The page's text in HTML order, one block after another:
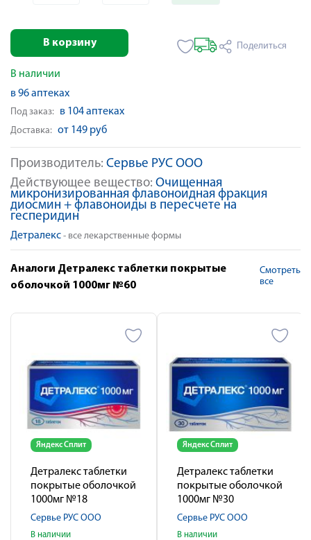
Производитель: Сервье РУС ООО
Действующее вещество: Очищенная
микронизированная флавоноидная фракция
диосмин + флавоноиды в пересчете на
гесперидин
Детралекс - все лекарственные формы
В корзину Поделиться
В наличии
в 96 аптеках
Под заказ: в 104 аптеках
Доставка: от 149 руб
Аналоги Детралекс таблетки покрытые
оболочкой 1000мг №60
Смотреть
все
Яндекс Сплит
Детралекс таблетки
покрытые оболочкой
1000мг №18
Сервье РУС ООО
В наличии
Яндекс Сплит
Детралекс таблетки
покрытые оболочкой
1000мг №30
Сервье РУС ООО
В наличии